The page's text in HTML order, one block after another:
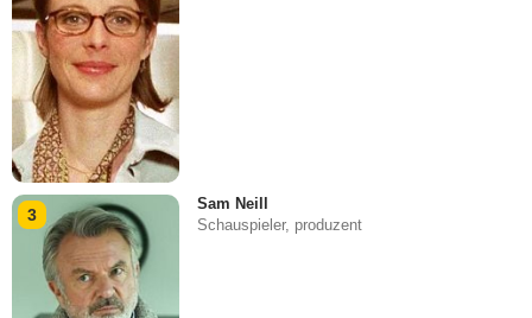
3
Sam Neill
Schauspieler, produzent